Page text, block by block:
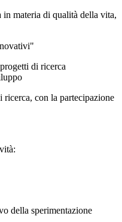
materia di qualità della vita,
di ricerca
ricerca, con la partecipazione
della sperimentazione